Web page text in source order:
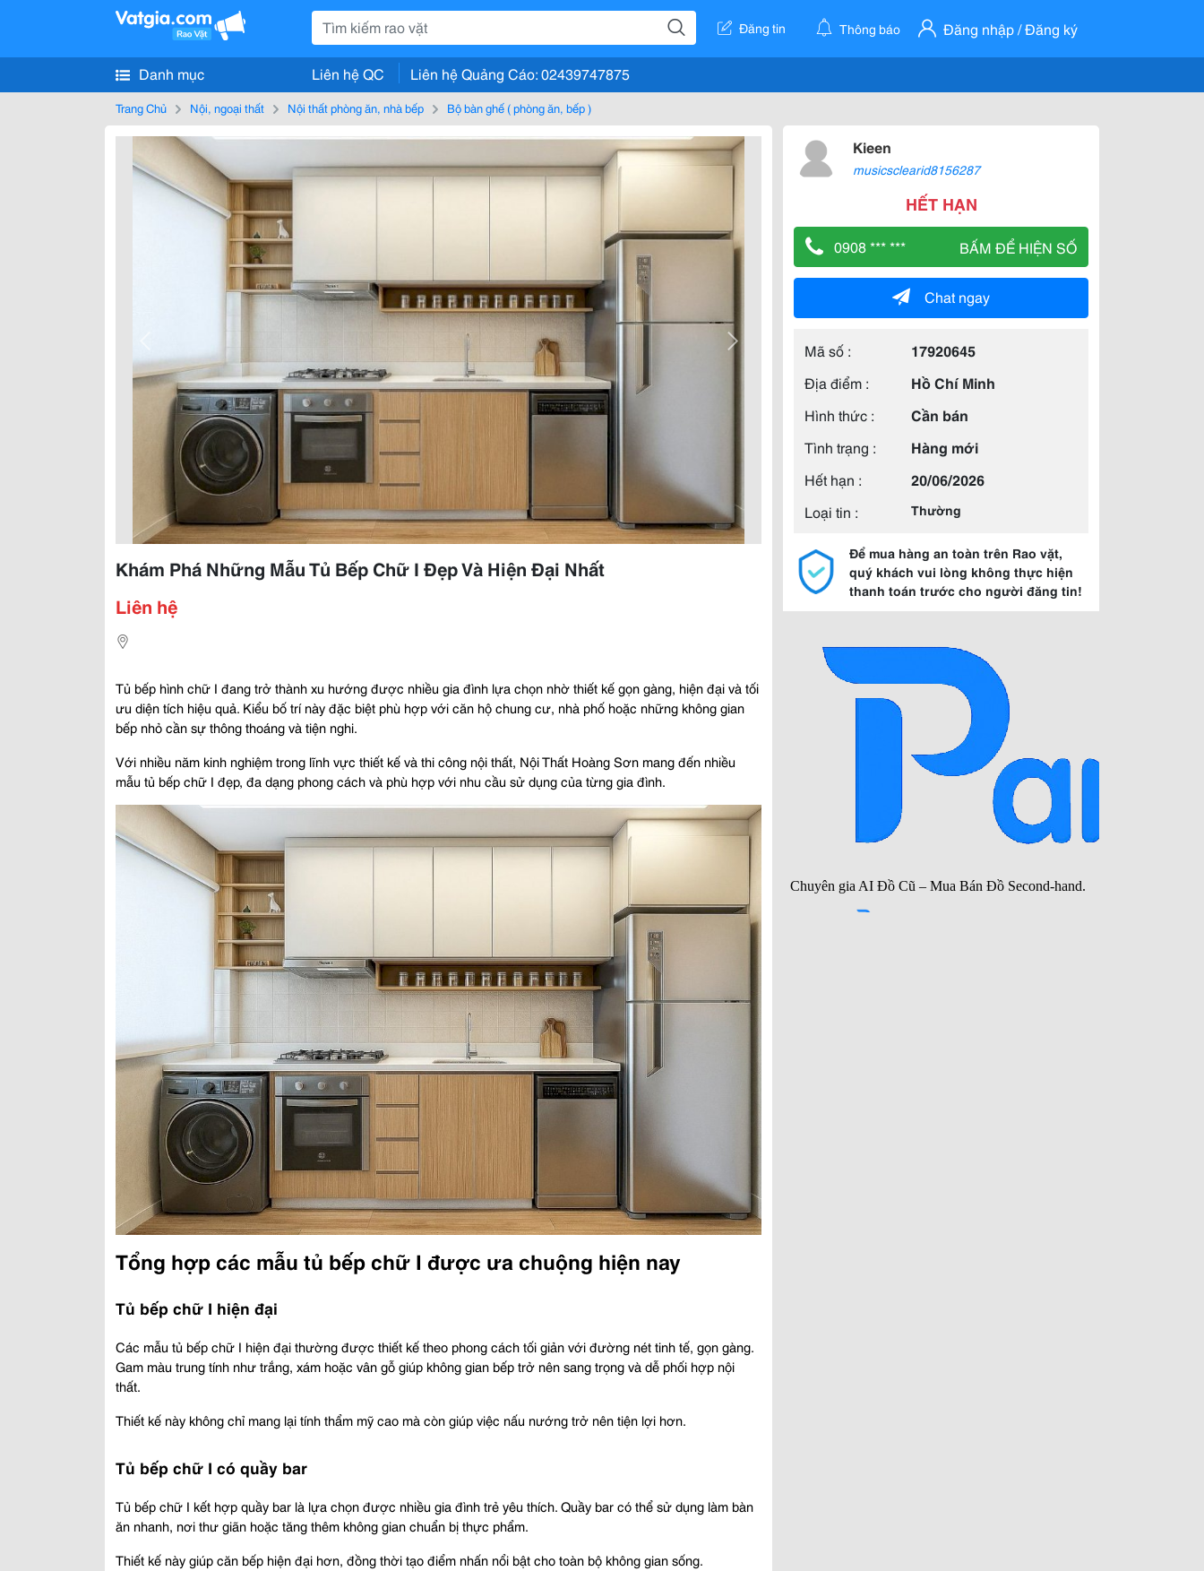
Đăng tin Thông báo Đăng nhập / Đăng ký
Danh mục Liên hệ QC Liên hệ Quảng Cáo: 02439747875
Trang Chủ Nội, ngoại thất Nội thất phòng ăn, nhà bếp Bộ bàn ghế ( phòng ăn, bếp )
Khám Phá Những Mẫu Tủ Bếp Chữ I Đẹp Và Hiện Đại Nhất
Liên hệ
Tủ bếp hình chữ I đang trở thành xu hướng được nhiều gia đình lựa chọn nhờ thiết kế gọn gàng, hiện đại và tối
ưu diện tích hiệu quả. Kiểu bố trí này đặc biệt phù hợp với căn hộ chung cư, nhà phố hoặc những không gian
bếp nhỏ cần sự thông thoáng và tiện nghi.
Với nhiều năm kinh nghiệm trong lĩnh vực thiết kế và thi công nội thất, Nội Thất Hoàng Sơn mang đến nhiều
mẫu tủ bếp chữ I đẹp, đa dạng phong cách và phù hợp với nhu cầu sử dụng của từng gia đình.
Tổng hợp các mẫu tủ bếp chữ I được ưa chuộng hiện nay
Tủ bếp chữ I hiện đại
Các mẫu tủ bếp chữ I hiện đại thường được thiết kế theo phong cách tối giản với đường nét tinh tế, gọn gàng.
Gam màu trung tính như trắng, xám hoặc vân gỗ giúp không gian bếp trở nên sang trọng và dễ phối hợp nội
thất.
Thiết kế này không chỉ mang lại tính thẩm mỹ cao mà còn giúp việc nấu nướng trở nên tiện lợi hơn.
Tủ bếp chữ I có quầy bar
Tủ bếp chữ I kết hợp quầy bar là lựa chọn được nhiều gia đình trẻ yêu thích. Quầy bar có thể sử dụng làm bàn
ăn nhanh, nơi thư giãn hoặc tăng thêm không gian chuẩn bị thực phẩm.
Thiết kế này giúp căn bếp hiện đại hơn, đồng thời tạo điểm nhấn nổi bật cho toàn bộ không gian sống.
Kieen
musicsclearid8156287
HẾT HẠN
0908 *** *** BẤM ĐỂ HIỆN SỐ
Chat ngay
Mã số :
17920645
Địa điểm :
Hồ Chí Minh
Hình thức :
Cần bán
Tình trạng :
Hàng mới
Hết hạn :
20/06/2026
Loại tin :
Thường
Để mua hàng an toàn trên Rao vặt,
quý khách vui lòng không thực hiện
thanh toán trước cho người đăng tin!